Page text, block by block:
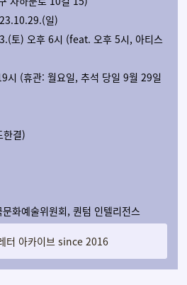
일)
토) 오후 6시 (feat. 오후 5시, 아티스
(휴관: 월요일, 추석 당일 9월 29일
한결)
화예술위원회, 퀀텀 인텔리전스
터 아카이브 since 2016